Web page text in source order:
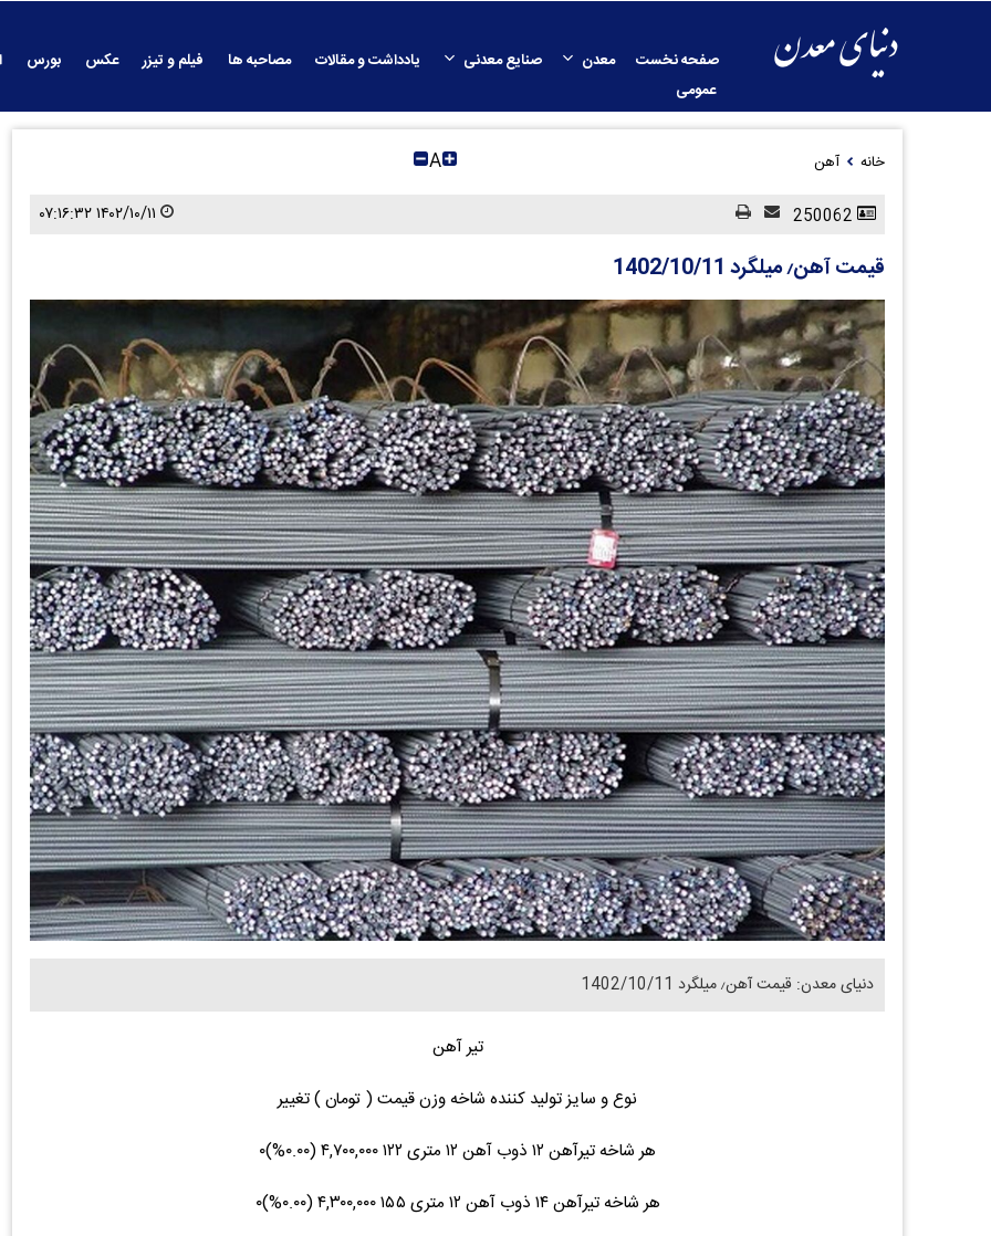
صفحه نخست معدن صنایع معدنی یادداشت و مقالات مصاحبه ها فیلم و تیزر عکس بورس
عمومی
خانه آهن A
۱۴۰۲/۱۰/۱۱ ۰۷:۱۶:۳۲
قیمت آهن٫ میلگرد 1402/10/11
دنیای معدن: قیمت آهن٫ میلگرد 1402/10/11
تیر آهن
نوع و سایز تولید کننده شاخه وزن قیمت ( تومان ) تغییر
هر شاخه تیرآهن ۱۲ ذوب آهن ۱۲ متری ۱۲۲ ۴,۷۰۰,۰۰۰ (۰.۰۰%)۰
هر شاخه تیرآهن ۱۴ ذوب آهن ۱۲ متری ۱۵۵ ۴,۳۰۰,۰۰۰ (۰.۰۰%)۰